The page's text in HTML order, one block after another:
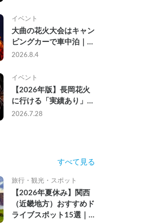
組の記録
イベント
大曲の花火大会はキャン
ピングカーで車中泊｜宿
なし・渋滞なしで楽しむ
2026.8.4
イベント
【2026年版】長岡花火
に行ける「実績あり」の
キャンピングカー3選｜
2026.7.28
すべて見る
旅行・観光・スポット
【2026年夏休み】関西
（近畿地方）おすすめド
ライブスポット15選｜